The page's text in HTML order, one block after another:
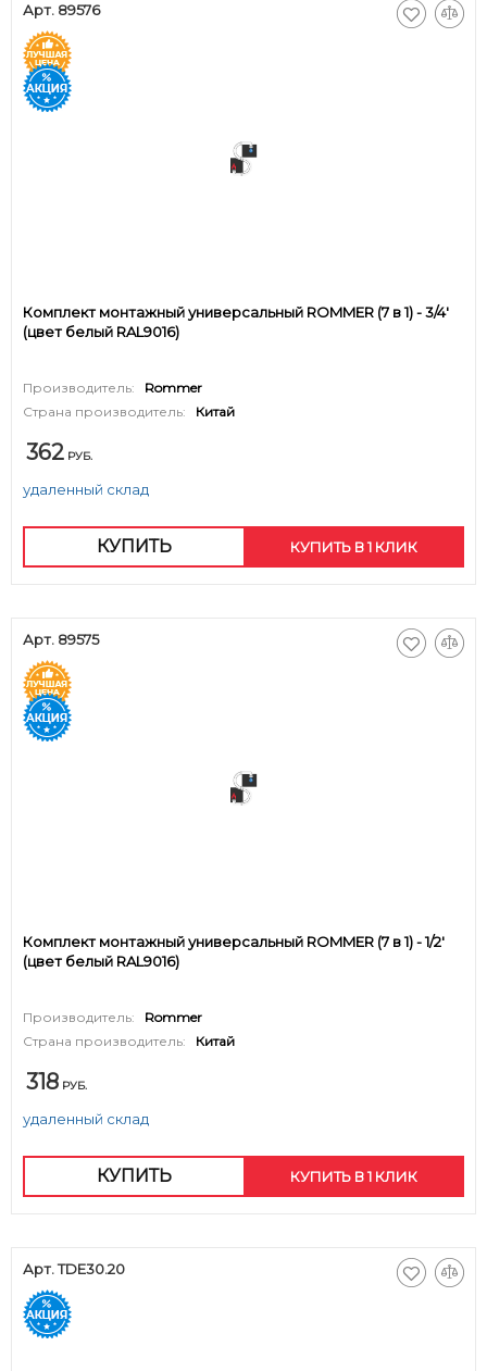
Арт. 89576
Комплект монтажный универсальный ROMMER (7 в 1) - 3/4'
(цвет белый RAL9016)
Производитель:
Rommer
Страна производитель:
Китай
362 РУБ.
удаленный склад
КУПИТЬ КУПИТЬ В 1 КЛИК
Арт. 89575
Комплект монтажный универсальный ROMMER (7 в 1) - 1/2'
(цвет белый RAL9016)
Производитель:
Rommer
Страна производитель:
Китай
318 РУБ.
удаленный склад
КУПИТЬ КУПИТЬ В 1 КЛИК
Арт. TDE30.20